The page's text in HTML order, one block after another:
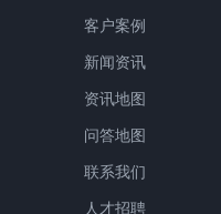
客户案例
新闻资讯
资讯地图
问答地图
联系我们
人才招聘